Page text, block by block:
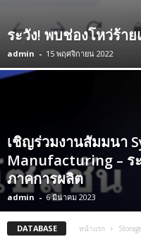
ระวัง! พบช่องโหว่ร้า
admin - 15 พฤศจิกายน 2022
เชิญร่วมงานสัมมนา
Manufacturing – ร
ภาคการผลิต
admin - 6 มีนาคม 2023
DATABASE หน้าแรก